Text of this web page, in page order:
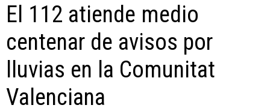
El 112 atiende medio
centenar de avisos por
lluvias en la Comunitat
Valenciana